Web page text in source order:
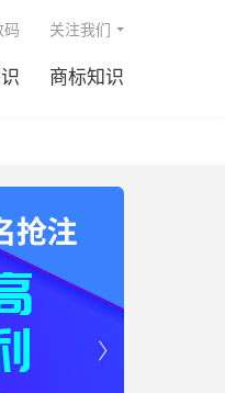
商标知识
码 关注我们
